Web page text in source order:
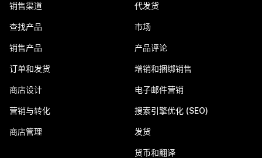
销售渠道
查找产品
销售产品
订单和发货
商店设计
营销与转化
商店管理
代发货
市场
产品评论
增销和捆绑销售
电子邮件营销
搜索引擎优化 (SEO)
发货
货币和翻译